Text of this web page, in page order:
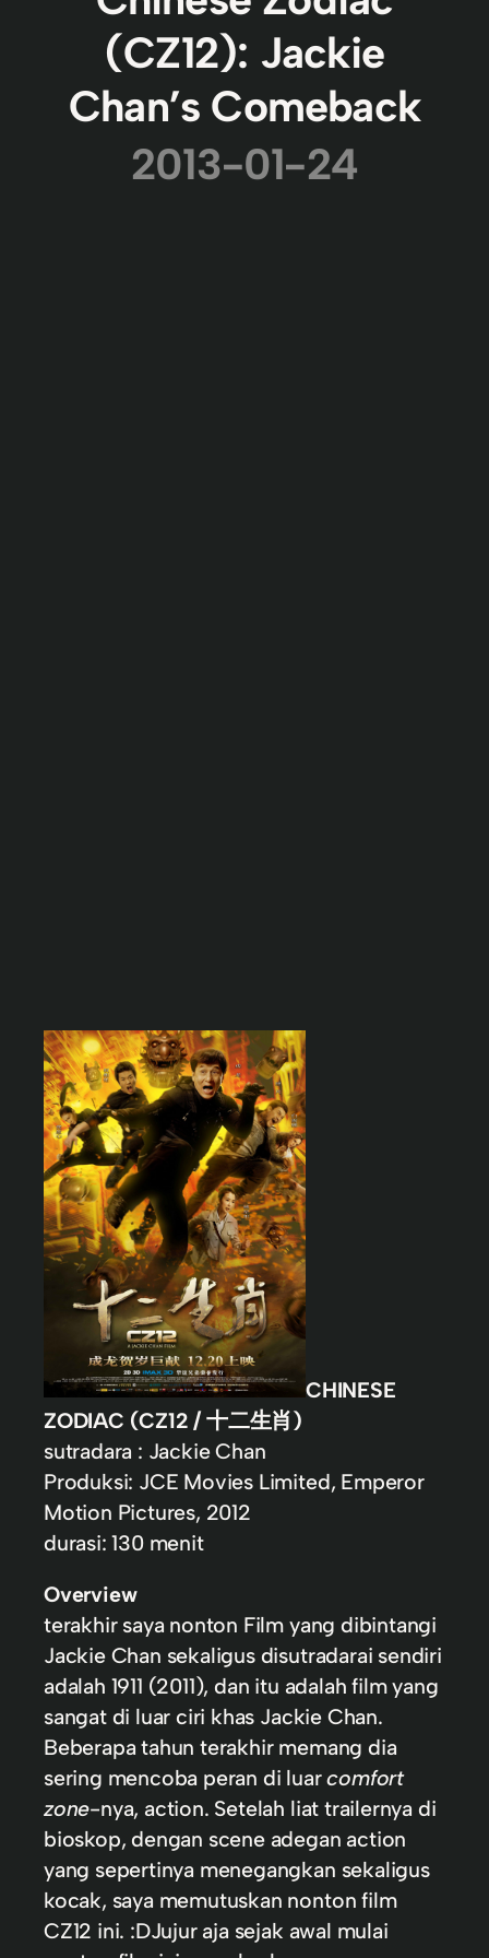
(CZ12): Jackie
Chan’s Comeback
2013-01-24
CHINESE
ZODIAC (CZ12 / 十二生肖)
sutradara : Jackie Chan
Produksi: JCE Movies Limited, Emperor
Motion Pictures, 2012
durasi: 130 menit
Overview
terakhir saya nonton Film yang dibintangi
Jackie Chan sekaligus disutradarai sendiri
adalah 1911 (2011), dan itu adalah film yang
sangat di luar ciri khas Jackie Chan.
Beberapa tahun terakhir memang dia
sering mencoba peran di luarcomfort
zone-nya, action. Setelah liat trailernya di
bioskop, dengan scene adegan action
yang sepertinya menegangkan sekaligus
kocak, saya memutuskan nonton film
CZ12 ini. :DJujur aja sejak awal mulai